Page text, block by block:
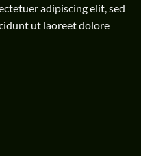
adipiscing elit, sed
ut laoreet dolore